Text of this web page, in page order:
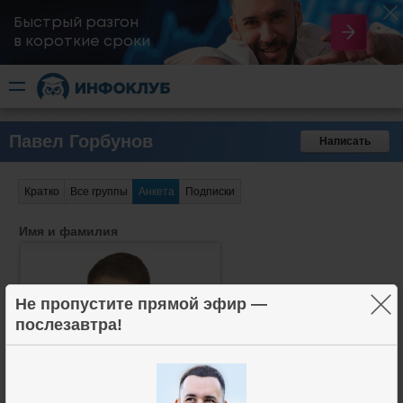
Не пропустите прямой эфир —
послезавтра!
×
Быстрый разгон
​в короткие сроки
Павел Горбунов Написать
Кратко Все группы Анкета Подписки
Имя и фамилия